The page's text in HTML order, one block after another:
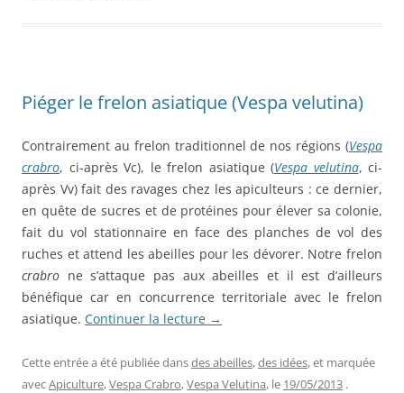
Piéger le frelon asiatique (Vespa velutina)
Contrairement au frelon traditionnel de nos régions (Vespa
crabro, ci-après Vc), le frelon asiatique (Vespa velutina, ci-
après Vv) fait des ravages chez les apiculteurs : ce dernier,
en quête de sucres et de protéines pour élever sa colonie,
fait du vol stationnaire en face des planches de vol des
ruches et attend les abeilles pour les dévorer. Notre frelon
crabro ne s’attaque pas aux abeilles et il est d’ailleurs
bénéfique car en concurrence territoriale avec le frelon
asiatique. Continuer la lecture →
Cette entrée a été publiée dansdes abeilles,des idées, et marquée
avecApiculture,Vespa Crabro,Vespa Velutina, le 19/05/2013 .